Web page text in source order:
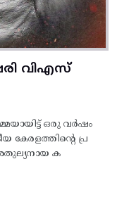
വിഎസ്
ഒരു വർഷം
കേരളത്തിന്റെ പ്ര
ക